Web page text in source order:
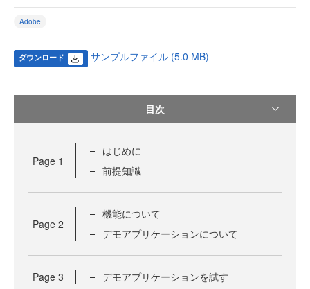
Adobe
ダウンロード サンプルファイル (5.0 MB)
目次
Page 1
はじめに
前提知識
Page 2
機能について
デモアプリケーションについて
Page 3 デモアプリケーションを試す